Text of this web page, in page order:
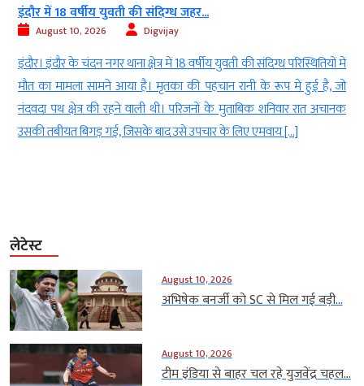
की संदिग्ध परिस्थितियों में
रानी के रूप में हुई है, जो
शनिवार रात अचानक
लिए एमवाय […]
अब प्राइवेट जमीन पर भी यूनिपोल लगाने की...
August 10, 2026
ट्रैफिक सिग्नल पर विज्ञापन लगाने का देंगे
लगाने का प्रस्ताव 6100 बिजली के खम्भों पर भी
निगम में यूनिपोल को लेकर एक बड़ी और व्यापक
अनुसार अब प्राइवेट जमीन पर भी यूनिपोल लगाने
लेटेस्ट
August 10, 2026
अभिषेक बनर्जी को SC से मिल गई बड़ी...
August 10, 2026
टीम इंडिया से बाहर चल रहे युजवेंद्र चहल...